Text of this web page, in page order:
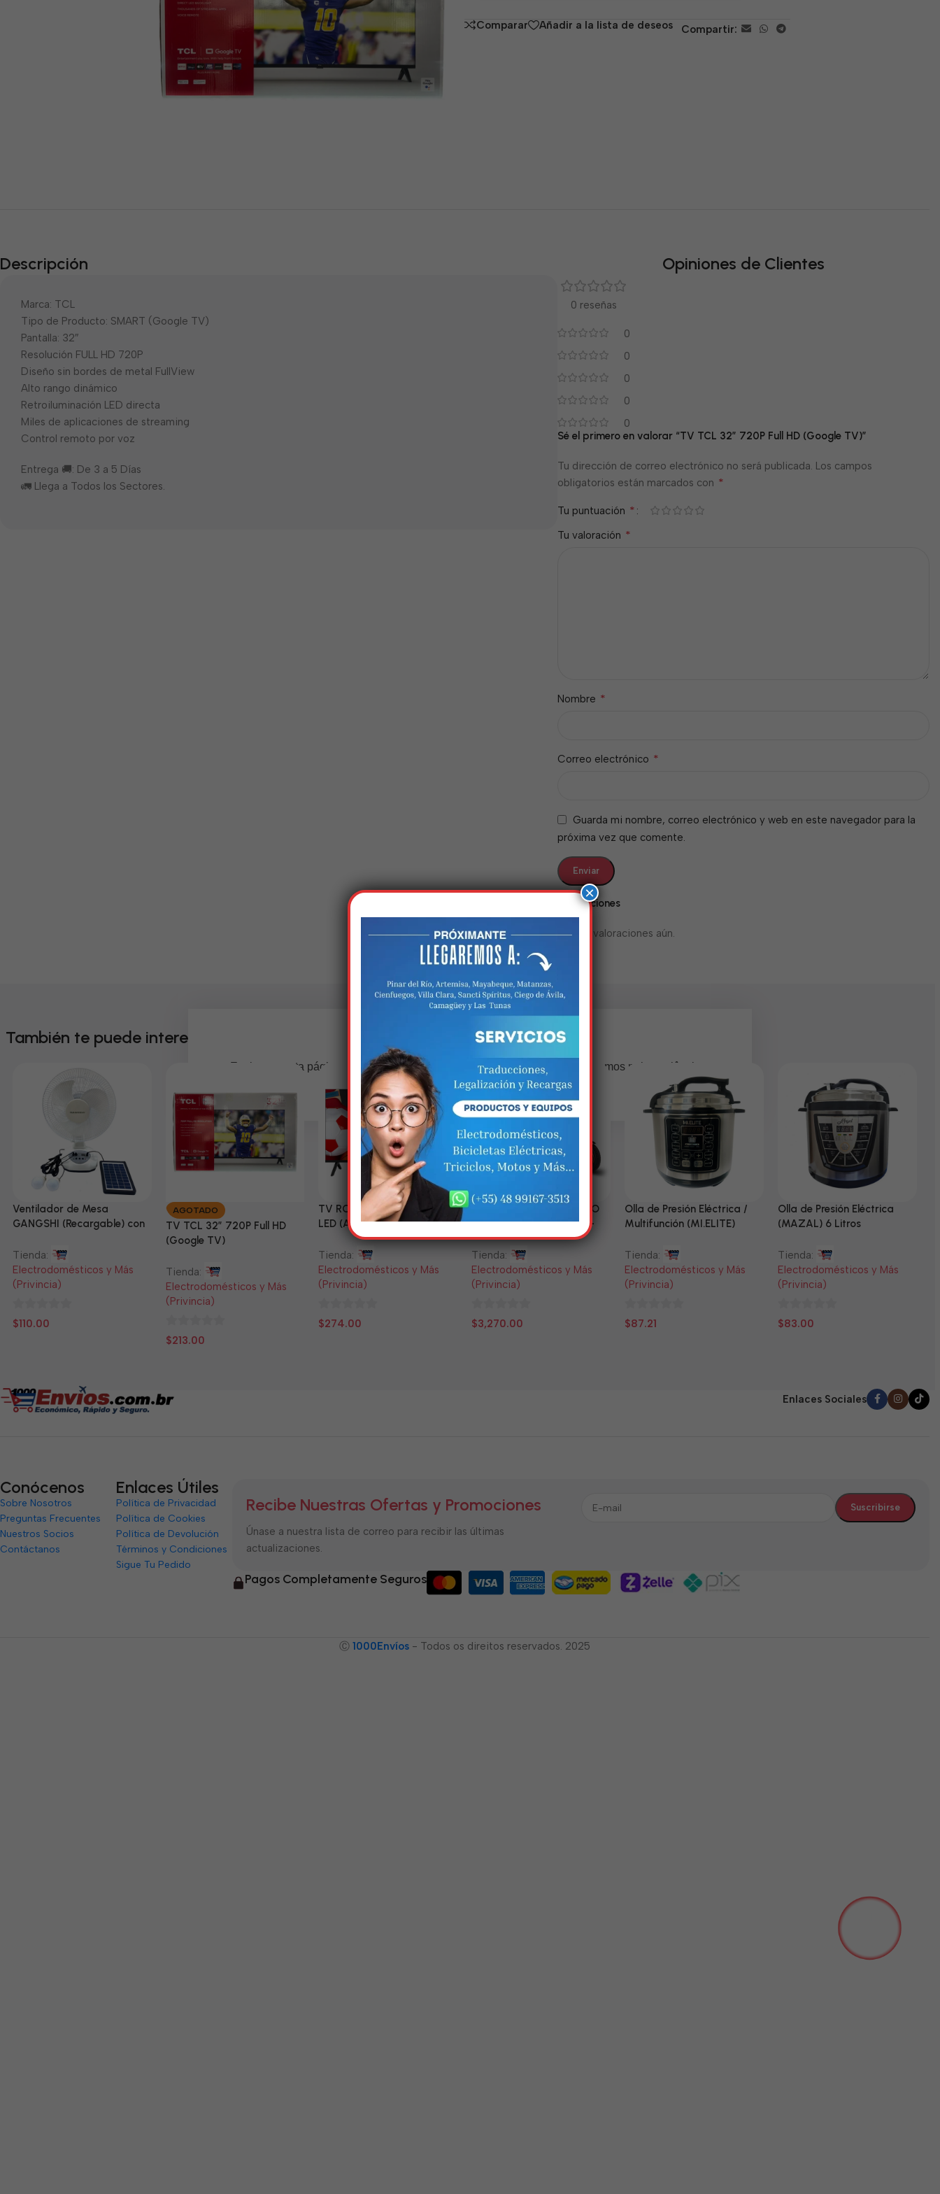
5
Comparar Añadir a la lista de deseos Compartir:
Descripción
Marca: TCL
Tipo de Producto: SMART (Google TV)
Pantalla: 32″
Resolución FULL HD 720P
Diseño sin bordes de metal FullView
Alto rango dinámico
Retroiluminación LED directa
Miles de aplicaciones de streaming
Control remoto por voz
Entrega 🚚: De 3 a 5 Días
🚛 Llega a Todos los Sectores.
Opiniones de Clientes
0 reseñas
0
0
0
0
0
Valoraciones
No hay valoraciones aún.
Sé el primero en valorar “TV TCL 32” 720P Full HD (Google TV)”
Tu dirección de correo electrónico no será publicada. Los campos
obligatorios están marcados con *
Tu puntuación *
Tu valoración *
Nombre *
Correo electrónico *
Guarda mi nombre, correo electrónico y web en este navegador para la
próxima vez que comente.
También te puede interesar
Ventilador de Mesa
GANGSHI (Recargable) con
Tienda:
Electrodomésticos y Más
(Privincia)
0
$110.00
AGOTADO
TV TCL 32” 720P Full HD
(Google TV)
Tienda:
Electrodomésticos y Más
(Privincia)
0
$213.00
TV RCA 43” 1080P Full HD
LED (Android Smart TV)
Tienda:
Electrodomésticos y Más
(Privincia)
0
$274.00
Triciclo Eléctrico (MODELO
ZJ150-R) 60V/45~52AH-
1200W
Tienda:
Electrodomésticos y Más
(Privincia)
0
$3,270.00
Olla de Presión Eléctrica /
Multifunción (MI.ELITE)
Tienda:
Electrodomésticos y Más
(Privincia)
0
$87.21
Olla de Presión Eléctrica
(MAZAL) 6 Litros
Tienda:
Electrodomésticos y Más
(Privincia)
0
$83.00
Enlaces Sociales
Conócenos
Sobre Nosotros
Preguntas Frecuentes
Nuestros Socios
Contáctanos
Enlaces Útiles
Política de Privacidad
Política de Cookies
Política de Devolución
Términos y Condiciones
Sigue Tu Pedido
Recibe Nuestras Ofertas y Promociones
Únase a nuestra lista de correo para recibir las últimas
actualizaciones.
Pagos Completamente Seguros
Ⓒ 1000Envíos - Todos os direitos reservados. 2025
×
Estamos trabalhando nisso!
Em breve, esta página estará disponível com novidades incríveis. Agradecemos pela paciência e
compreensão.